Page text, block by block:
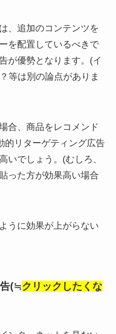
、追加のコンテンツを
を配置しているべきで
が優勢となります。(イ
等は別の論点がありま
合、商品をレコメンド
的リターゲティング広告
いでしょう。(むしろ、
った方が効果高い場合
うに効果が上がらない
(≒クリックしたくな